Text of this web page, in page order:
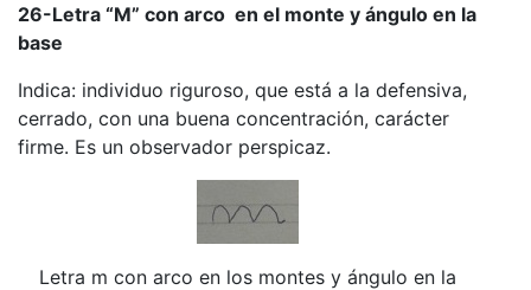
26-Letra “M” con arco en el monte y ángulo en la
base
Indica: individuo riguroso, que está a la defensiva,
cerrado, con una buena concentración, carácter
firme. Es un observador perspicaz.
Letra m con arco en los montes y ángulo en la